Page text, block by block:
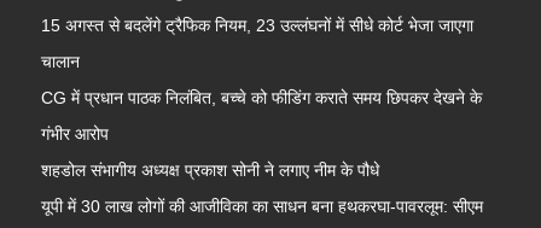
15 अगस्त से बदलेंगे ट्रैफिक नियम, 23 उल्लंघनों में सीधे कोर्ट भेजा जाएगा
चालान
CG में प्रधान पाठक निलंबित, बच्चे को फीडिंग कराते समय छिपकर देखने के
गंभीर आरोप
शहडोल संभागीय अध्यक्ष प्रकाश सोनी ने लगाए नीम के पौधे
यूपी में 30 लाख लोगों की आजीविका का साधन बना हथकरघा-पावरलूम: सीएम